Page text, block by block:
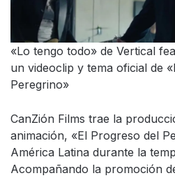
«Lo tengo todo» de Vertical
un videoclip y tema oficial de
Peregrino»
CanZión Films trae la
animación, «El Progreso del
América Latina durante la
Acompañando la promoción